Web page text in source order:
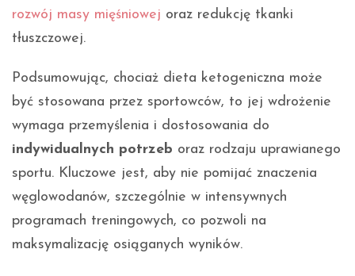
rozwój masy mięśniowej oraz redukcję tkanki
tłuszczowej.
Podsumowując, chociaż dieta ketogeniczna może
być stosowana przez sportowców, to jej wdrożenie
wymaga przemyślenia i dostosowania do
indywidualnych potrzeb oraz rodzaju uprawianego
sportu. Kluczowe jest, aby nie pomijać znaczenia
węglowodanów, szczególnie w intensywnych
programach treningowych, co pozwoli na
maksymalizację osiąganych wyników.